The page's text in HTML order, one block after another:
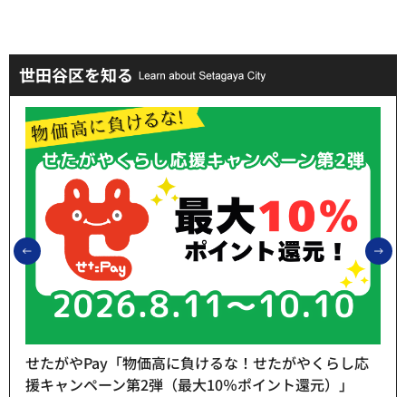
世田谷区を知る
前のスライドを表示
せたがやPay「物価高に負けるな！せたがやくらし応
援キャンペーン第2弾（最大10％ポイント還元）」